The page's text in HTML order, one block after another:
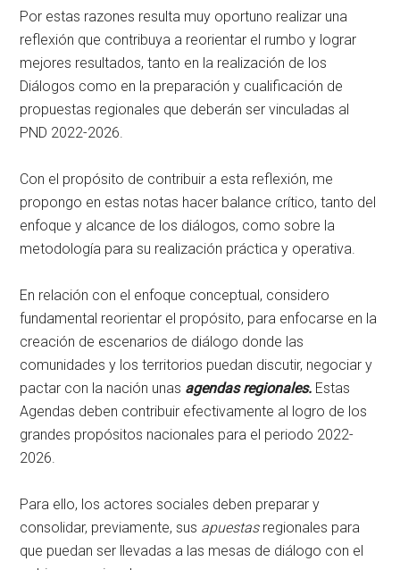
Por estas razones resulta muy oportuno realizar una
reflexión que contribuya a reorientar el rumbo y lograr
mejores resultados, tanto en la realización de los
Diálogos como en la preparación y cualificación de
propuestas regionales que deberán ser vinculadas al
PND 2022-2026.
Con el propósito de contribuir a esta reflexión, me
propongo en estas notas hacer balance crítico, tanto del
enfoque y alcance de los diálogos, como sobre la
metodología para su realización práctica y operativa.
En relación con el enfoque conceptual, considero
fundamental reorientar el propósito, para enfocarse en la
creación de escenarios de diálogo donde las
comunidades y los territorios puedan discutir, negociar y
pactar con la nación unas agendas regionales. Estas
Agendas deben contribuir efectivamente al logro de los
grandes propósitos nacionales para el periodo 2022-
2026.
Para ello, los actores sociales deben preparar y
consolidar, previamente, sus apuestasregionales para
que puedan ser llevadas a las mesas de diálogo con el